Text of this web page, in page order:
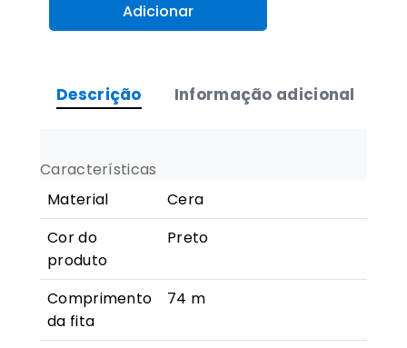
de
Zebra
-
x
74m
Adicionar
Descrição Informação adicional
Características
Material
Cera
Cor do
produto
Preto
Comprimento
da fita
74 m